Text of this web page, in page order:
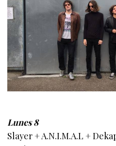
Lunes 8
Slayer + A.N.I.M.A.L +